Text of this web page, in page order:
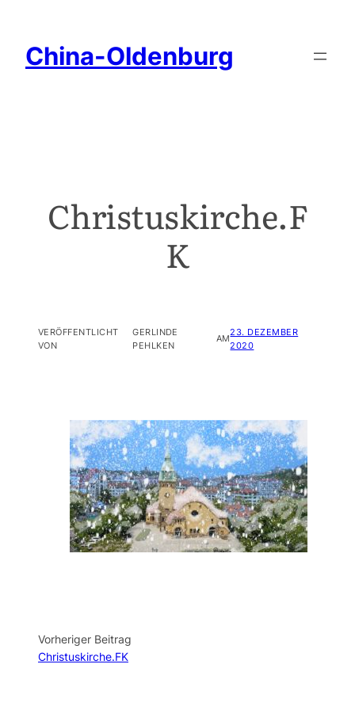
China-Oldenburg
Christuskirche.F
K
VERÖFFENTLICHT
VON
GERLINDE
PEHLKEN
AM
23. DEZEMBER
2020
Vorheriger Beitrag
Christuskirche.FK